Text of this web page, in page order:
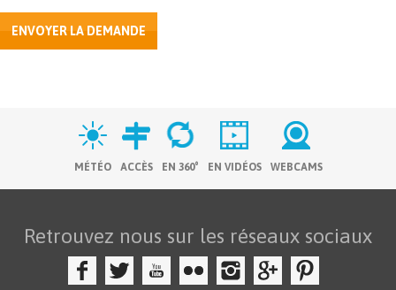
MÉTÉO ACCÈS EN 360° EN VIDÉOS WEBCAMS
Retrouvez nous sur les réseaux sociaux